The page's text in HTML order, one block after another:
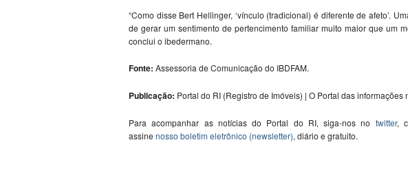
“Como disse Bert Hellinger, ‘vínculo (tradicional) é diferente de afeto’.
de gerar um sentimento de pertencimento familiar muito maior que um
conclui o ibedermano.
Fonte: Assessoria de Comunicação do IBDFAM.
Publicação: Portal do RI (Registro de Imóveis) | O Portal das
Para acompanhar as notícias do Portal do RI, siga-nos no twitter,
assine nosso boletim eletrônico (newsletter), diário e gratuito.